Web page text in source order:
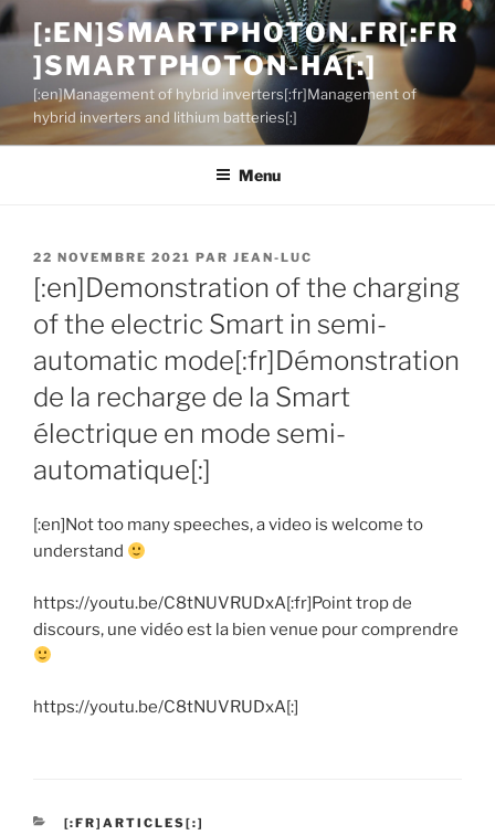
Aller
au
contenu
principal
[:EN]SMARTPHOTON.FR[:FR
]SMARTPHOTON-HA[:]
[:en]Management of hybrid inverters[:fr]Management of
hybrid inverters and lithium batteries[:]
Menu
PUBLIÉ
LE
22 NOVEMBRE 2021 PAR JEAN-LUC
[:en]Demonstration of the charging
of the electric Smart in semi-
automatic mode[:fr]Démonstration
de la recharge de la Smart
électrique en mode semi-
automatique[:]
[:en]Not too many speeches, a video is welcome to
understand
https://youtu.be/C8tNUVRUDxA[:fr]Point trop de
discours, une vidéo est la bien venue pour comprendre
https://youtu.be/C8tNUVRUDxA[:]
CATÉGORIES
[:FR]ARTICLES[:]